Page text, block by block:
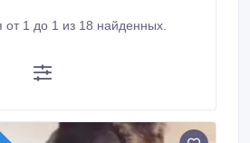
1 до 1 из 18 найденных.